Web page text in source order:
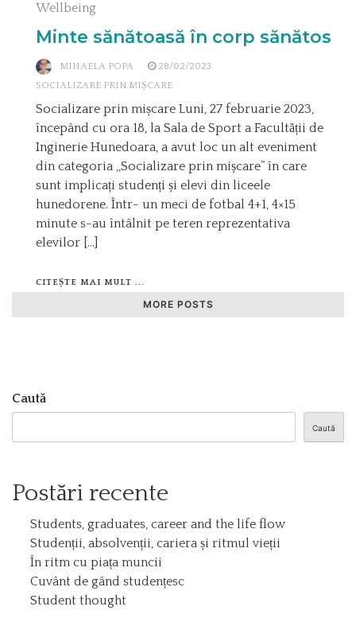
Wellbeing
Minte sănătoasă în corp sănătos
MIHAELA POPA
28/02/2023
SOCIALIZARE PRIN MIȘCARE
Socializare prin mișcare Luni, 27 februarie 2023,
începând cu ora 18, la Sala de Sport a Facultății de
Inginerie Hunedoara, a avut loc un alt eveniment
din categoria ,,Socializare prin mișcare” în care
sunt implicați studenți și elevi din liceele
hunedorene. Într- un meci de fotbal 4+1, 4×15
minute s-au întâlnit pe teren reprezentativa
elevilor […]
CITEȘTE MAI MULT ...
MORE POSTS
Caută
Caută
Postări recente
Students, graduates, career and the life flow
Studenții, absolvenții, cariera și ritmul vieții
În ritm cu piața muncii
Cuvânt de gând studențesc
Student thought